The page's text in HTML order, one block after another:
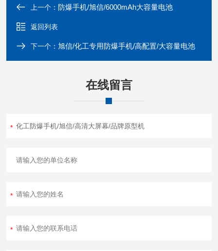
上一个： 防爆手机/旭信/6000mAh大容量电池
返回列表
下一个： 旭信/化工专用防爆手机/高配置/大容量电池
在线留言